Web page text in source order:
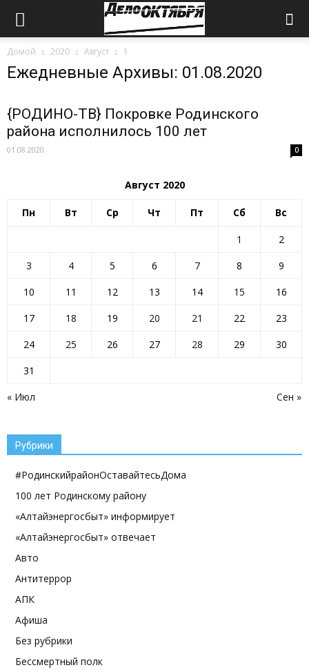
Домой 2020 Август 1
Ежедневные Архивы: 01.08.2020
{РОДИНО-ТВ} Покровке Родинского
района исполнилось 100 лет
01.08.2020 0
Август 2020
Пн Вт Ср Чт Пт Сб Вс
« Июл Сен »
1
2
3
4 5 6 7 8
9
10
11 12 13 14 15
16
17
18 19 20 21 22
23
24
25 26 27 28 29
30
31
Рубрики
#РодинскийрайонОставайтесьДома
100 лет Родинскому району
«Алтайэнергосбыт» информирует
«Алтайэнергосбыт» отвечает
Авто
Антитеррор
АПК
Афиша
Без рубрики
Бессмертный полк